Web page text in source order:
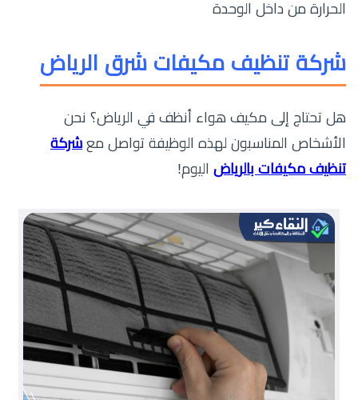
الحرارة من داخل الوحدة
شركة تنظيف مكيفات شرق الرياض
هل تحتاج إلى مكيف هواء أنظف في الرياض؟ نحن
الأشخاص المناسبون لهذه الوظيفة تواصل مع شركة
تنظيف مكيفات بالرياض اليوم!